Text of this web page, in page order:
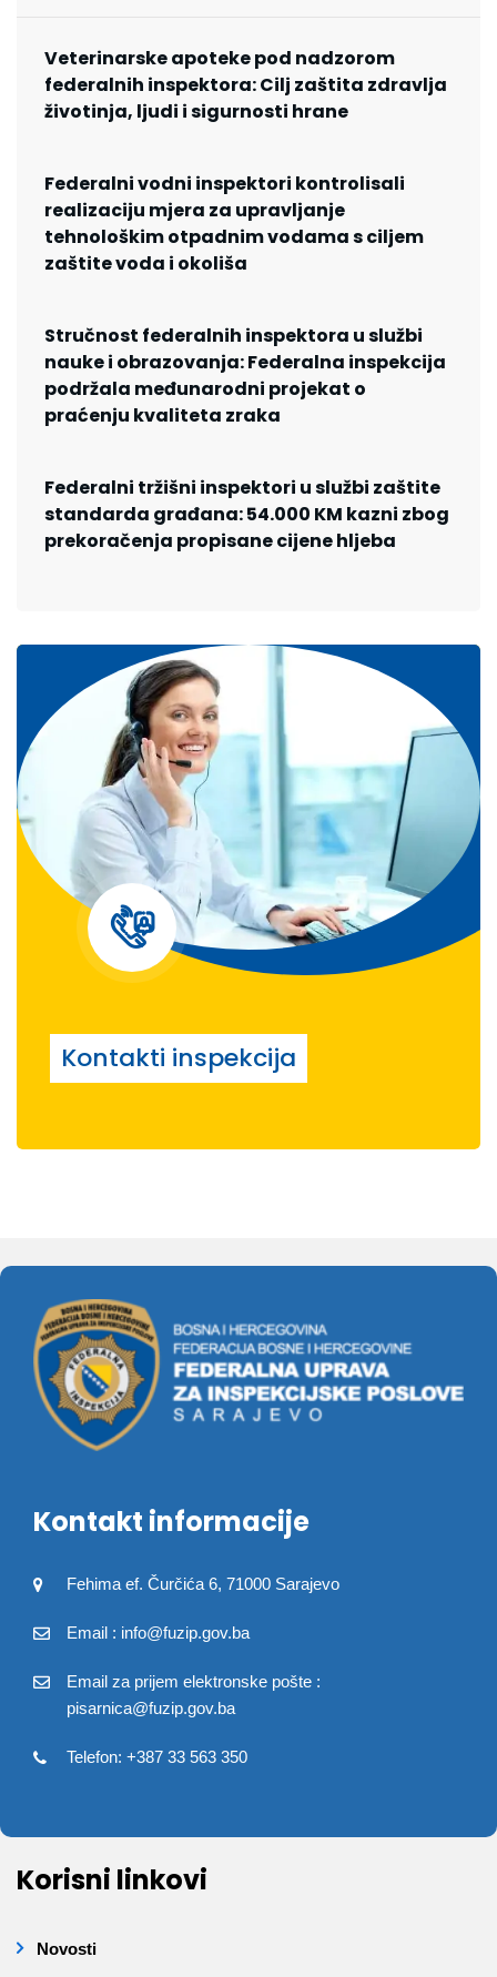
Veterinarske apoteke pod nadzorom
federalnih inspektora: Cilj zaštita zdravlja
životinja, ljudi i sigurnosti hrane
Federalni vodni inspektori kontrolisali
realizaciju mjera za upravljanje
tehnološkim otpadnim vodama s ciljem
zaštite voda i okoliša
Stručnost federalnih inspektora u službi
nauke i obrazovanja: Federalna inspekcija
podržala međunarodni projekat o
praćenju kvaliteta zraka
Federalni tržišni inspektori u službi zaštite
standarda građana: 54.000 KM kazni zbog
prekoračenja propisane cijene hljeba
Kontakti inspekcija
Kontakt informacije
Fehima ef. Čurčića 6, 71000 Sarajevo
Email : info@fuzip.gov.ba
Email za prijem elektronske pošte :
pisarnica@fuzip.gov.ba
Telefon: +387 33 563 350
Korisni linkovi
Novosti